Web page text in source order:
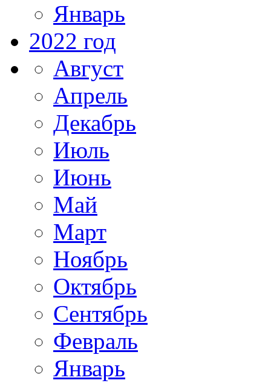
Январь
2022 год
Август
Апрель
Декабрь
Июль
Июнь
Май
Март
Ноябрь
Октябрь
Сентябрь
Февраль
Январь